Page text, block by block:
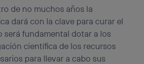
de no muchos años la
dará con la clave para curar el
será fundamental dotar a los
científica de los recursos
para llevar a cabo sus